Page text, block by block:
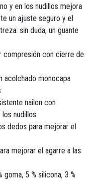
y en los nudillos mejora
un ajuste seguro y el
sin duda, un guante
compresión con cierre de
acolchado monocapa
nailon con
nudillos
dedos para mejorar el
mejorar el agarre a las
goma, 5 % silicona, 3 %